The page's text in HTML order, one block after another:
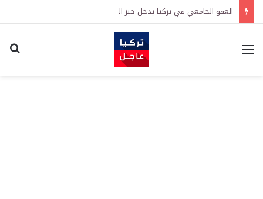
العفو الجامعي في تركيا يدخل حيز التنفيذ رسمياً
القائمة